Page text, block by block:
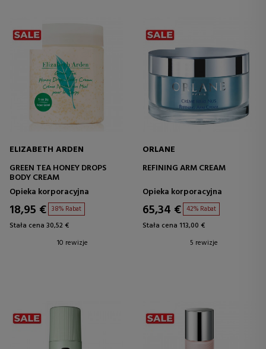
ELIZABETH ARDEN
GREEN TEA HONEY DROPS
BODY CREAM
Opieka korporacyjna
18,95 € 38% Rabat
Stała cena 30,52 €
10 rewizje
ORLANE
REFINING ARM CREAM
Opieka korporacyjna
65,34 € 42% Rabat
Stała cena 113,00 €
5 rewizje